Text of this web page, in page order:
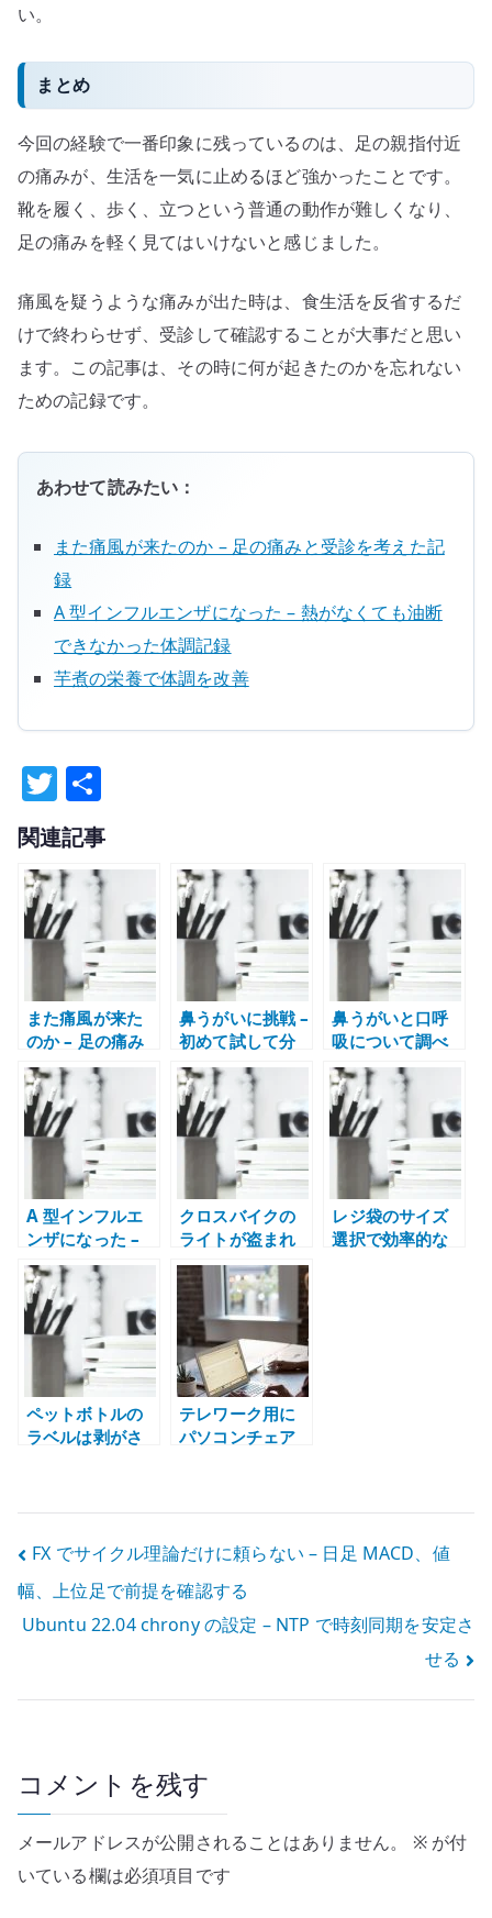
い。
まとめ
今回の経験で一番印象に残っているのは、足の親指付近
の痛みが、生活を一気に止めるほど強かったことです。
靴を履く、歩く、立つという普通の動作が難しくなり、
足の痛みを軽く見てはいけないと感じました。
痛風を疑うような痛みが出た時は、食生活を反省するだ
けで終わらせず、受診して確認することが大事だと思い
ます。この記事は、その時に何が起きたのかを忘れない
ための記録です。
あわせて読みたい：
また痛風が来たのか – 足の痛みと受診を考えた記
録
A 型インフルエンザになった – 熱がなくても油断
できなかった体調記録
芋煮の栄養で体調を改善
T
w
it
te
r
有
関連記事
また痛風が来た
のか – 足の痛み
と受診を考えた
記録
鼻うがいに挑戦 –
初めて試して分
かった難しさと
注意点
鼻うがいと口呼
吸について調べ
た記録 – 自己判
断しすぎないた
めに
A 型インフルエ
ンザになった –
熱がなくても油
断できなかった
体調記録
クロスバイクの
ライトが盗まれ
る – 取り外し式
ライトと盗難対
策
レジ袋のサイズ
選択で効率的な
ペットボトルの
ラベルは剥がさ
から考えたこと
テレワーク用に
パソコンチェア
投
稿
ナ
ビ
ー
シ
ョ
FX でサイクル理論だけに頼らない – 日足 MACD、値
幅、上位足で前提を確認する
Ubuntu 22.04 chrony の設定 – NTP で時刻同期を安定さ
せる
コメントを残す
メールアドレスが公開されることはありません。 ※が付
いている欄は必須項目です